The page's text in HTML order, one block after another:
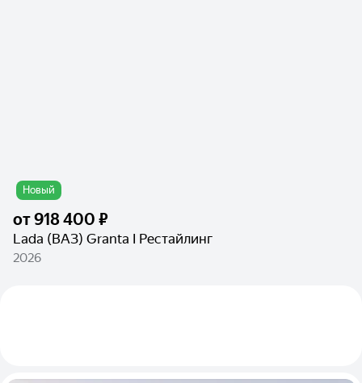
Новый
от918 400 ₽
Lada (ВАЗ) Granta I Рестайлинг
2026